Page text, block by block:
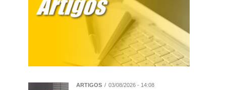
ARTIGOS 03/08/2026 - 14:08